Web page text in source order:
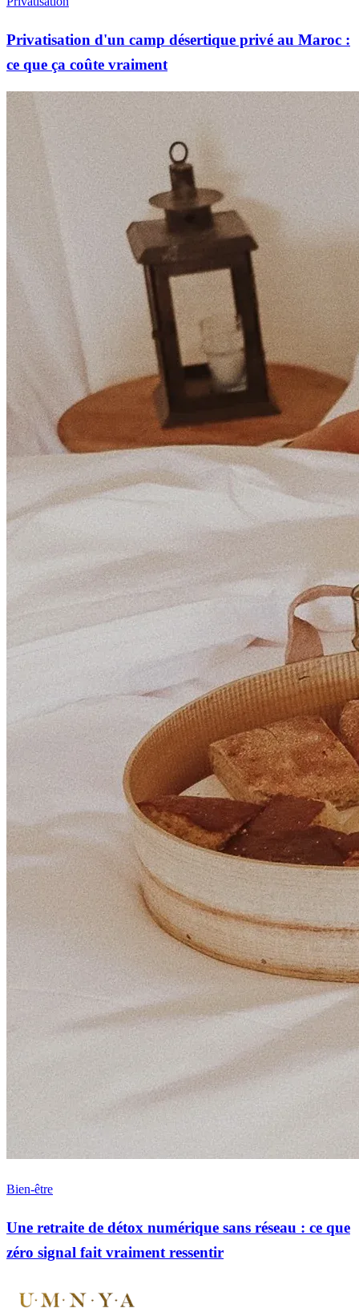
Privatisation d'un camp désertique privé au Maroc :
ce que ça coûte vraiment
Bien-être
Une retraite de détox numérique sans réseau : ce que
zéro signal fait vraiment ressentir